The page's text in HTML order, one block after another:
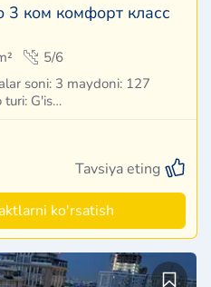
ком комфорт класс
5/6
soni: 3 maydoni: 127
turi: G'is…
Tavsiya eting
ko'rsatish